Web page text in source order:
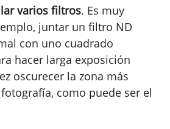
varios filtros. Es muy
juntar un filtro ND
con uno cuadrado
hacer larga exposición
oscurecer la zona más
como puede ser el